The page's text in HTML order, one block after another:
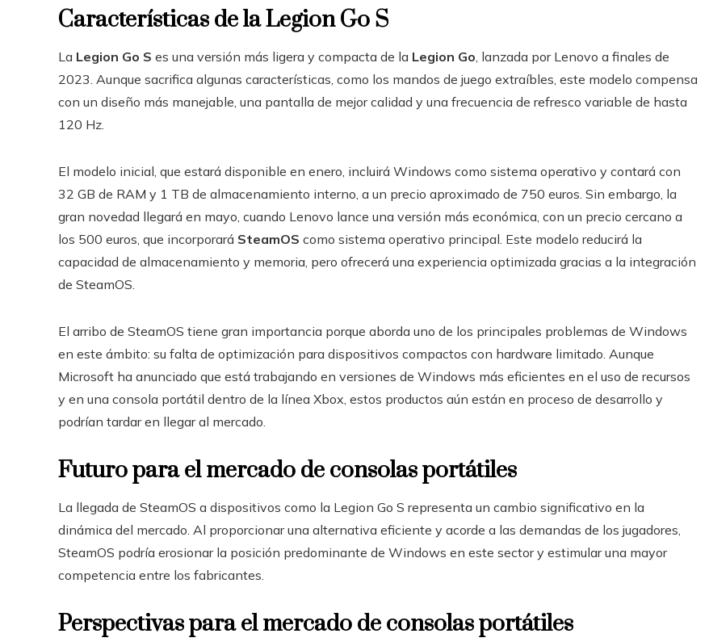
Características de la Legion Go S
La Legion Go S es una versión más ligera y compacta de la Legion Go, lanzada por Lenovo a finales de
2023. Aunque sacrifica algunas características, como los mandos de juego extraíbles, este modelo compensa
con un diseño más manejable, una pantalla de mejor calidad y una frecuencia de refresco variable de hasta
120 Hz.
El modelo inicial, que estará disponible en enero, incluirá Windows como sistema operativo y contará con
32 GB de RAM y 1 TB de almacenamiento interno, a un precio aproximado de 750 euros. Sin embargo, la
gran novedad llegará en mayo, cuando Lenovo lance una versión más económica, con un precio cercano a
los 500 euros, que incorporará SteamOS como sistema operativo principal. Este modelo reducirá la
capacidad de almacenamiento y memoria, pero ofrecerá una experiencia optimizada gracias a la integración
de SteamOS.
El arribo de SteamOS tiene gran importancia porque aborda uno de los principales problemas de Windows
en este ámbito: su falta de optimización para dispositivos compactos con hardware limitado. Aunque
Microsoft ha anunciado que está trabajando en versiones de Windows más eficientes en el uso de recursos
y en una consola portátil dentro de la línea Xbox, estos productos aún están en proceso de desarrollo y
podrían tardar en llegar al mercado.
Futuro para el mercado de consolas portátiles
La llegada de SteamOS a dispositivos como la Legion Go S representa un cambio significativo en la
dinámica del mercado. Al proporcionar una alternativa eficiente y acorde a las demandas de los jugadores,
SteamOS podría erosionar la posición predominante de Windows en este sector y estimular una mayor
competencia entre los fabricantes.
Perspectivas para el mercado de consolas portátiles